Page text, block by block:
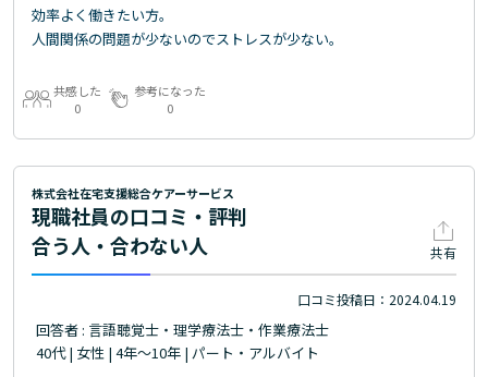
効率よく働きたい方。
人間関係の問題が少ないのでストレスが少ない。
共感した
0
参考になった
0
株式会社在宅支援総合ケアーサービス
現職社員の口コミ・評判
合う人・合わない人
共有
口コミ投稿日：2024.04.19
回答者 : 言語聴覚士・理学療法士・作業療法士
40代 | 女性 | 4年～10年 | パート・アルバイト